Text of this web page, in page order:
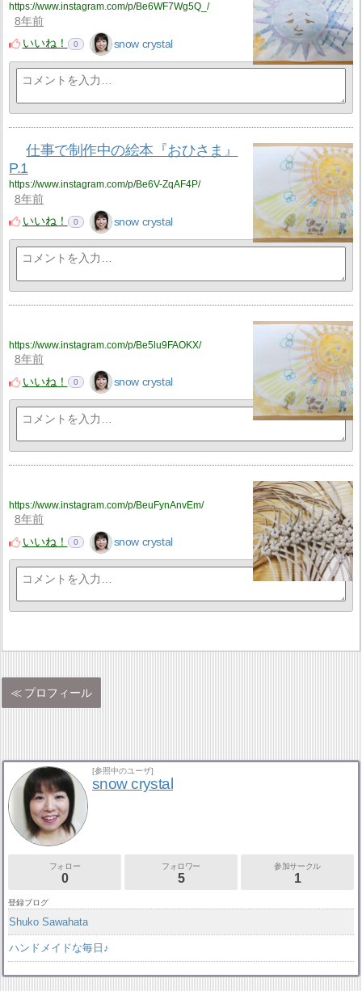
https://www.instagram.com/p/Be6WF7Wg5Q_/
8年前
いいね！
0 snow crystal
仕事で制作中の絵本『おひさま』
P.1
https://www.instagram.com/p/Be6V-ZqAF4P/
8年前
いいね！
0 snow crystal
https://www.instagram.com/p/Be5lu9FAOKX/
8年前
いいね！
0 snow crystal
https://www.instagram.com/p/BeuFynAnvEm/
8年前
いいね！
0 snow crystal
プロフィール
[参照中のユーザ]
snow crystal
フォロー
0
フォロワー
5
参加サークル
1
登録ブログ
Shuko Sawahata
ハンドメイドな毎日♪